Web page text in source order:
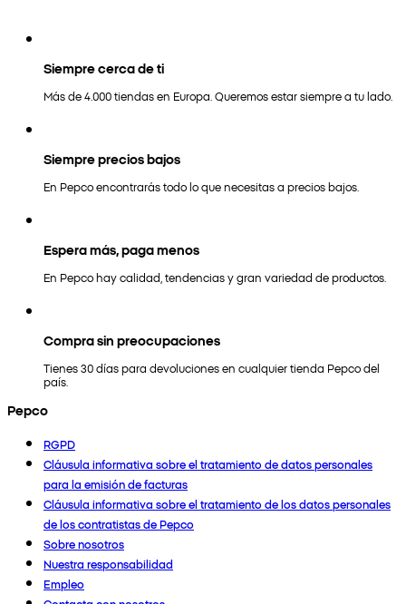
Siempre cerca de ti
Más de 4.000 tiendas en Europa. Queremos estar siempre a tu lado.
Siempre precios bajos
En Pepco encontrarás todo lo que necesitas a precios bajos.
Espera más, paga menos
En Pepco hay calidad, tendencias y gran variedad de productos.
Compra sin preocupaciones
Tienes 30 días para devoluciones en cualquier tienda Pepco del
país.
Pepco
RGPD
Cláusula informativa sobre el tratamiento de datos personales
para la emisión de facturas
Cláusula informativa sobre el tratamiento de los datos personales
de los contratistas de Pepco
Sobre nosotros
Nuestra responsabilidad
Empleo